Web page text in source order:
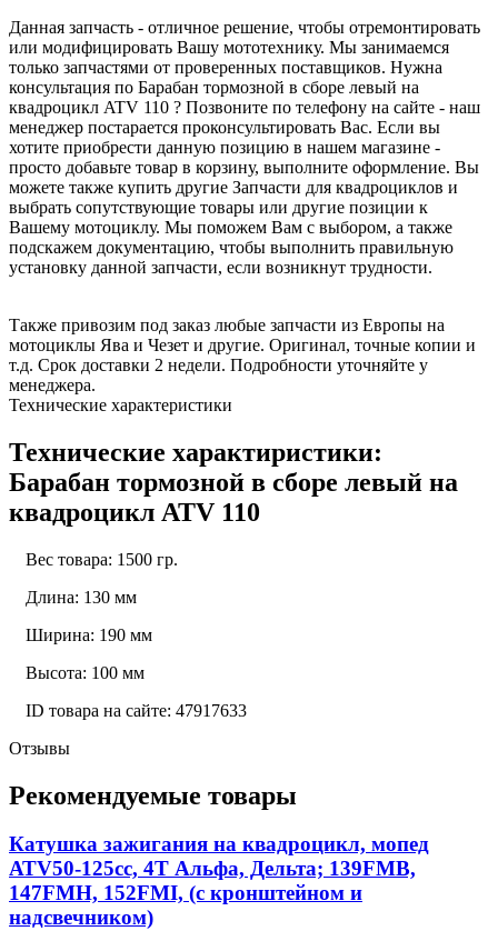
Данная запчасть - отличное решение, чтобы отремонтировать
или модифицировать Вашу мототехнику. Мы занимаемся
только запчастями от проверенных поставщиков. Нужна
консультация по Барабан тормозной в сборе левый на
квадроцикл ATV 110 ? Позвоните по телефону на сайте - наш
менеджер постарается проконсультировать Вас. Если вы
хотите приобрести данную позицию в нашем магазине -
просто добавьте товар в корзину, выполните оформление. Вы
можете также купить другие Запчасти для квадроциклов и
выбрать сопутствующие товары или другие позиции к
Вашему мотоциклу. Мы поможем Вам с выбором, а также
подскажем документацию, чтобы выполнить правильную
установку данной запчасти, если возникнут трудности.
Также привозим под заказ любые запчасти из Европы на
мотоциклы Ява и Чезет и другие. Оригинал, точные копии и
т.д. Срок доставки 2 недели. Подробности уточняйте у
менеджера.
Технические характеристики
Технические характиристики:
Барабан тормозной в сборе левый на
квадроцикл ATV 110
Вес товара: 1500 гр.
Длина: 130 мм
Ширина: 190 мм
Высота: 100 мм
ID товара на сайте: 47917633
Отзывы
Рекомендуемые товары
Катушка зажигания на квадроцикл, мопед
АТV50-125сс, 4Т Альфа, Дельта; 139FMB,
147FMH, 152FMI, (с кронштейном и
надсвечником)